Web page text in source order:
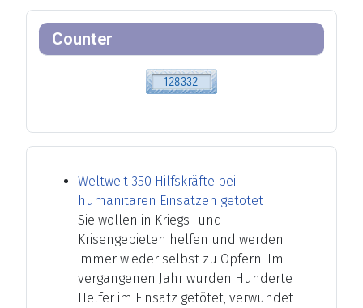
Counter
Weltweit 350 Hilfskräfte bei
humanitären Einsätzen getötet
Sie wollen in Kriegs- und
Krisengebieten helfen und werden
immer wieder selbst zu Opfern: Im
vergangenen Jahr wurden Hunderte
Helfer im Einsatz getötet, verwundet